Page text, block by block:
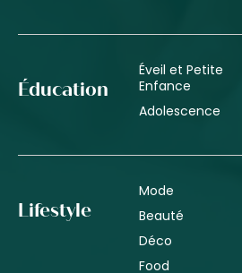
Éducation
Éveil et Petite
Enfance
Adolescence
Lifestyle
Mode
Beauté
Déco
Food